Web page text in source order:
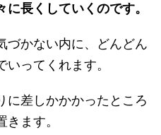
長くしていくのです。
づかない内に、どんどん
ってくれます。
に差しかかかったところ
ます。